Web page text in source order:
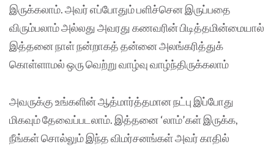
இருக்கலாம். அவர் எப்போதும் பளிச்சென இருப்பதை
விரும்பலாம் அல்லது அவரது கணவரின் பிடித்தமின்மையால்
இத்தனை நாள் நன்றாகத் தன்னை அலங்கரித்துக்
கொள்ளாமல் ஒரு வெற்று வாழ்வு வாழ்ந்திருக்கலாம்
அவருக்கு உங்களின் ஆத்மார்த்தமான நட்பு இப்போது
மிகவும் தேவைப்படலாம். இத்தனை ‘லாம்’கள் இருக்க,
நீங்கள் சொல்லும் இந்த விமர்சனங்கள் அவர் காதில்